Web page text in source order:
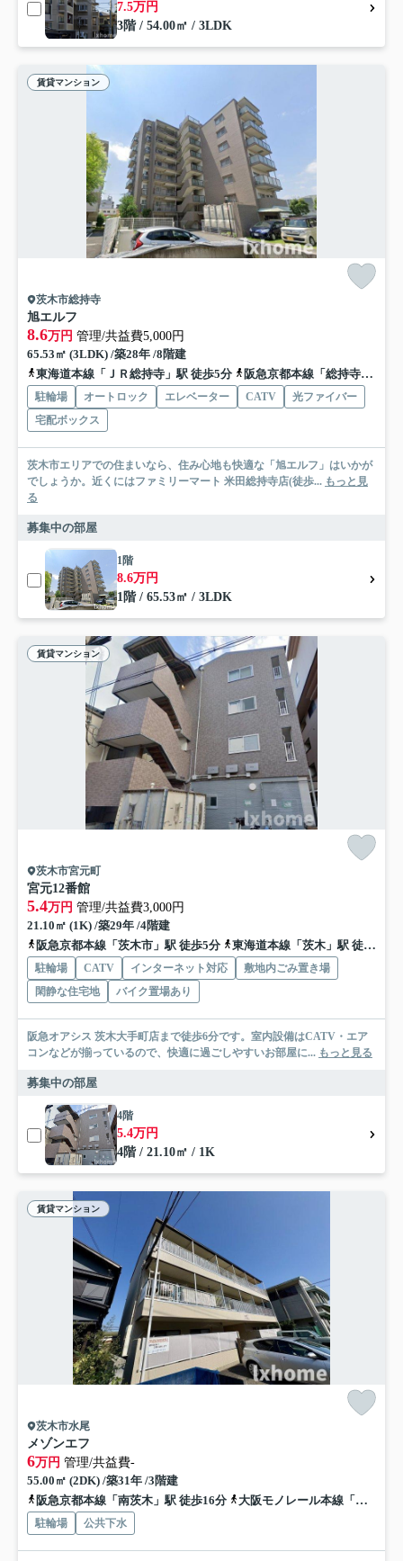
7.5万円
3階 / 54.00㎡ / 3LDK
賃貸マンション
茨木市総持寺
旭エルフ
8.6万円 管理/共益費5,000円
65.53㎡ (3LDK) /築28年 /8階建
東海道本線「ＪＲ総持寺」駅 徒歩5分
阪急京都本線「総持寺」駅 徒歩8分
駐輪場 オートロック エレベーター CATV
光ファイバー
宅配ボックス
茨木市エリアでの住まいなら、住み心地も快適な「旭エルフ」はいかが
でしょうか。近くにはファミリーマート 米田総持寺店(徒歩... もっと見
る
募集中の部屋
1階
8.6万円
1階 / 65.53㎡ / 3LDK
賃貸マンション
茨木市宮元町
宮元12番館
5.4万円 管理/共益費3,000円
21.10㎡ (1K) /築29年 /4階建
阪急京都本線「茨木市」駅 徒歩5分
東海道本線「茨木」駅 徒歩15分
駐輪場 CATV インターネット対応
敷地内ごみ置き場
閑静な住宅地
バイク置場あり
阪急オアシス 茨木大手町店まで徒歩6分です。室内設備はCATV・エア
コンなどが揃っているので、快適に過ごしやすいお部屋に... もっと見る
募集中の部屋
4階
5.4万円
4階 / 21.10㎡ / 1K
賃貸マンション
茨木市水尾
メゾンエフ
6万円 管理/共益費-
55.00㎡ (2DK) /築31年 /3階建
阪急京都本線「南茨木」駅 徒歩16分
大阪モノレール本線「沢良宜」駅 徒歩19分
駐輪場 公共下水